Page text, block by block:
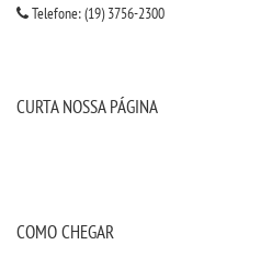
Telefone: (19) 3756-2300
CURTA NOSSA PÁGINA
COMO CHEGAR